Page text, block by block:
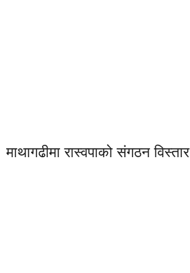
माथागढीमा रास्वपाको संगठन विस्तार